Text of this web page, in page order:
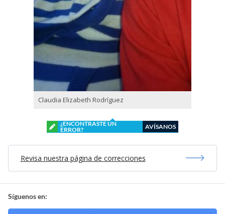
Claudia Elizabeth Rodríguez
¿ENCONTRASTE UN
ERROR?
AVÍSANOS
Revisa nuestra página de correcciones
Síguenos en: